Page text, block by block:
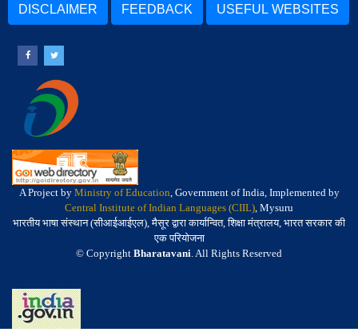
DISCLAIMER FEEDBACK USEFUL WEBSITES
A Project by Ministry of Education, Government of India, Implemented by
Central Institute of Indian Languages (CIIL), Mysuru
भारतीय भाषा संस्थान (सीआईआईएल), मैसूर द्वारा कार्यान्वित, शिक्षा मंत्रालय, भारत सरकार की
एक परियोजना
© Copyright Bharatavani. All Rights Reserved